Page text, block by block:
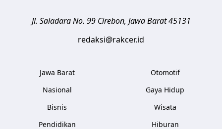
Jl. Saladara No. 99 Cirebon, Jawa Barat 45131
redaksi@rakcer.id
Jawa Barat
Nasional
Bisnis
Pendidikan
Otomotif
Gaya Hidup
Wisata
Hiburan